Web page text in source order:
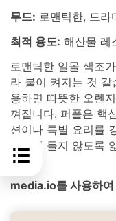
무드: 로맨틱한, 드라
최적 용도: 해산물 레
로맨틱한 일몰 색조
라 불이 켜지는 것
용하면 따뜻한 오렌
껴집니다. 퍼플은 핵
션이나 특별 요리를
느낌이 들지 않도록
세요.
media.io를 사용하여